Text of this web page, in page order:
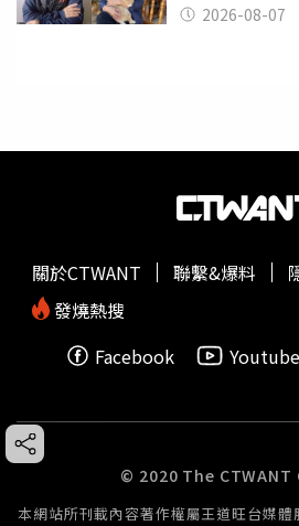
2026-08-07
關於CTWANT 聯繫&爆料
發燒熱搜
Facebook
Youtube
© 2020 The CTWANT
本網站所刊載內容著作權屬王道旺台媒